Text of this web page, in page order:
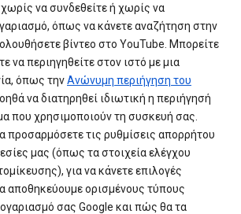
να συνδεθείτε ή χωρίς να
όπως να κάνετε αναζήτηση στην
βίντεο στο YouTube. Μπορείτε
να περιηγηθείτε στον ιστό με μια
όπως τηνΑνώνυμη περιήγηση του
να διατηρηθεί ιδιωτική η περιήγησή
που χρησιμοποιούν τη συσκευή σας.
προσαρμόσετε τις ρυθμίσεις απορρήτου
μας (όπως τα στοιχεία ελέγχου
για να κάνετε επιλογές
αποθηκεύουμε ορισμένους τύπους
σας Google και πώς θα τα